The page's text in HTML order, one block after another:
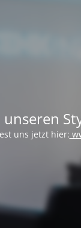
uns jetzt hier: